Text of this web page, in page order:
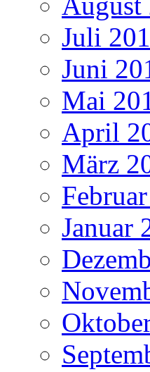
Juli
Juni
Mai
April
März
Januar